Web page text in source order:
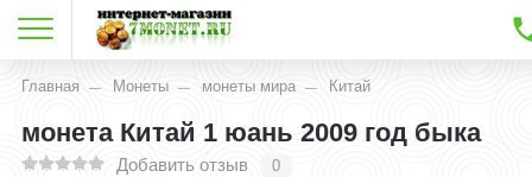
Главная Монеты монеты мира Китай
монета Китай 1 юань 2009 год быка
Добавить отзыв 0